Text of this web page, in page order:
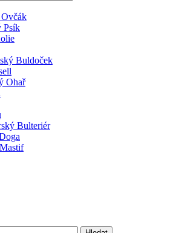
Psík
Buldoček
Ohař
Bulteriér